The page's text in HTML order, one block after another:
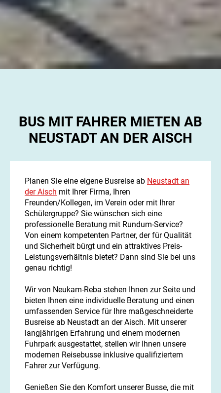
BUS MIT FAHRER MIETEN AB
NEUSTADT AN DER AISCH
Planen Sie eine eigene Busreise ab Neustadt an
der Aisch mit Ihrer Firma, Ihren
Freunden/Kollegen, im Verein oder mit Ihrer
Schülergruppe? Sie wünschen sich eine
professionelle Beratung mit Rundum-Service?
Von einem kompetenten Partner, der für Qualität
und Sicherheit bürgt und ein attraktives Preis-
Leistungsverhältnis bietet? Dann sind Sie bei uns
genau richtig!
Wir von Neukam-Reba stehen Ihnen zur Seite und
bieten Ihnen eine individuelle Beratung und einen
umfassenden Service für Ihre maßgeschneiderte
Busreise ab Neustadt an der Aisch. Mit unserer
langjährigen Erfahrung und einem modernen
Fuhrpark ausgestattet, stellen wir Ihnen unsere
modernen Reisebusse inklusive qualifiziertem
Fahrer zur Verfügung.
Genießen Sie den Komfort unserer Busse, die mit